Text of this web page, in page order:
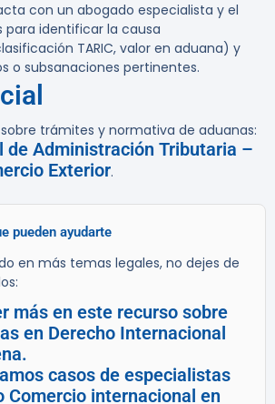
con un abogado especialista y el
para identificar la causa
TARIC, valor en aduana) y
o subsanaciones pertinentes.
trámites y normativa de aduanas:
de Administración Tributaria –
Exterior.
pueden ayudarte
en más temas legales, no dejes de
más en este recurso sobre
en Derecho Internacional
casos de especialistas
Comercio internacional en